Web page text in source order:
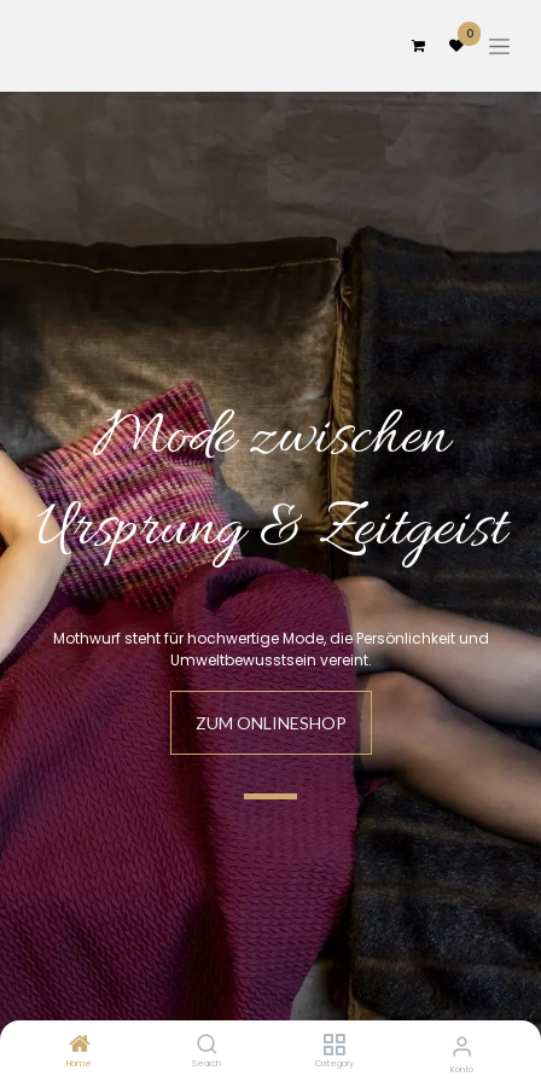
Home Search Category Konto
0
Mode zwischen
Ursprung & Zeitgeist
Mothwurf steht für hochwertige Mode, die Persönlichkeit und
Umweltbewusstsein vereint.
ZUMONLINESHOP